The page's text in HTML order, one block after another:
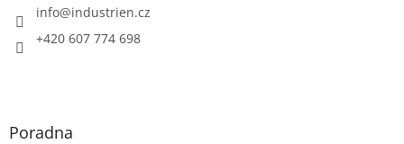
info@industrien.cz
+420 607 774 698
Poradna